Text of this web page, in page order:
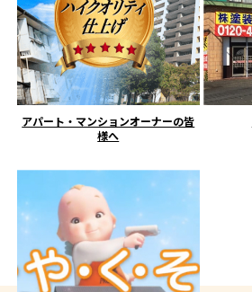
アパート・マンションオーナーの皆
様へ